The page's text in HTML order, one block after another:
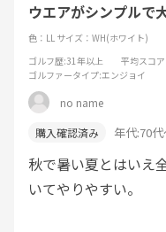
ウエアがシンプルで
色：LL サイズ：WH(ホワイト)
ゴルフ歴:31年以上 平均スコア
ゴルファータイプ:エンジョイ
no name
年代:70
秋で暑い夏とはいえ
いてやりやすい。